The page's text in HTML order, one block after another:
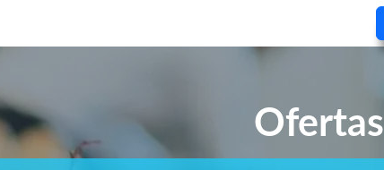
Ofertas